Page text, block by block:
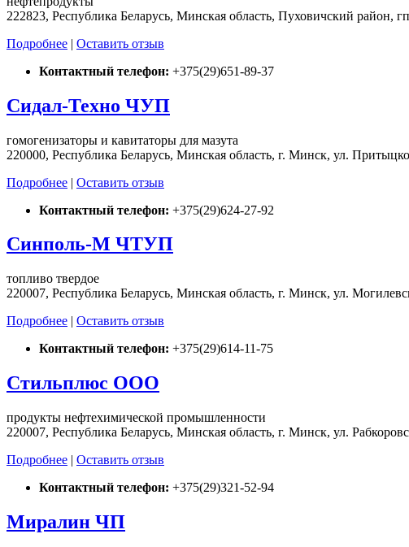
222823, Республика Беларусь, Минская область, Пуховичский район,
Подробнее | Оставить отзыв
Контактный телефон: +375(29)651-89-37
Сидал-Техно ЧУП
гомогенизаторы и кавитаторы для мазута
220000, Республика Беларусь, Минская область, г. Минск, ул.
Подробнее | Оставить отзыв
Контактный телефон: +375(29)624-27-92
Синполь-М ЧТУП
топливо твердое
220007, Республика Беларусь, Минская область, г. Минск, ул.
Подробнее | Оставить отзыв
Контактный телефон: +375(29)614-11-75
Стильплюс ООО
продукты нефтехимической промышленности
220007, Республика Беларусь, Минская область, г. Минск, ул.
Подробнее | Оставить отзыв
Контактный телефон: +375(29)321-52-94
Миралин ЧП